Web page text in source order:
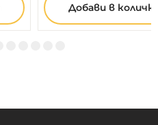
Добави в